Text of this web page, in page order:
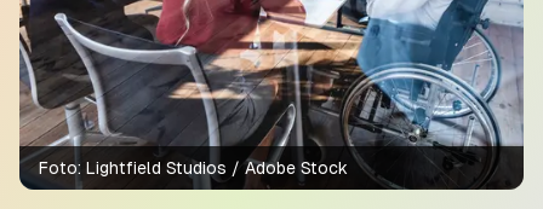
Foto: Lightfield Studios / Adobe Stock